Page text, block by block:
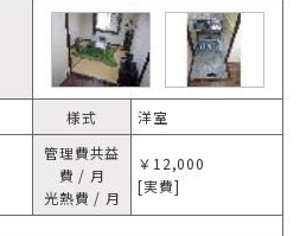
様式 洋室
管理費共益
費 / 月
光熱費 / 月
￥12,000
[実費]